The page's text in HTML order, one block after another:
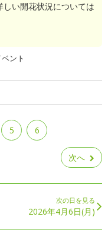
い開花状況については
ント
5 6
次へ
次の日を見る
2026年4月6日(月)